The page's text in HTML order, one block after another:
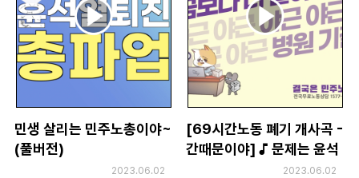
민생 살리는 민주노총이야~
(풀버전)
2023.06.02
[69시간노동 폐기 개사곡 -
간때문이야] ♪ 문제는 윤석
열이야~ 방법은 총파업이야
2023.06.02
문서자료
이미지자료
카드뉴스